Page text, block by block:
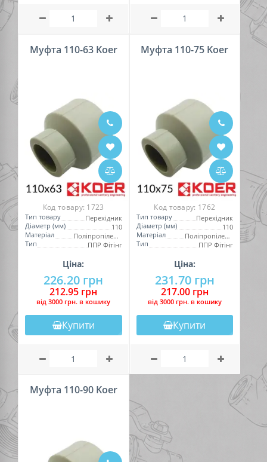
Муфта 110-63 Koer
Код товару: 1723
Тип товару
Перехідник
Діаметр (мм)
110
Матеріал
Поліпропілен (PPR)
Тип
ППР Фітінг
Ціна:
226.20 грн
212.95 грн
вiд 3000 грн. в кошику
Купити
Муфта 110-75 Koer
Код товару: 1762
Тип товару
Перехідник
Діаметр (мм)
110
Матеріал
Поліпропілен (PPR)
Тип
ППР Фітінг
Ціна:
231.70 грн
217.00 грн
вiд 3000 грн. в кошику
Купити
Муфта 110-90 Koer